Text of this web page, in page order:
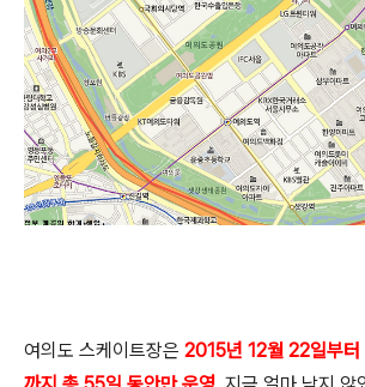
여의도 스케이트장은 2015년 12월 22일부